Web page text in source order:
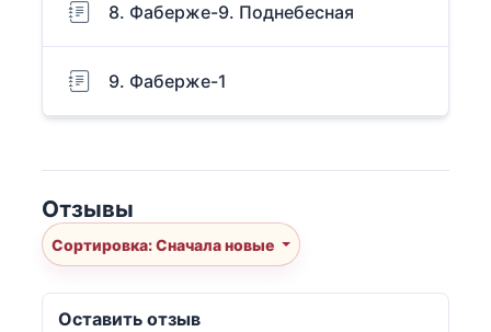
8. Фаберже-9. Поднебесная
9. Фаберже-1
Отзывы
Сортировка: Сначала новые
Оставить отзыв